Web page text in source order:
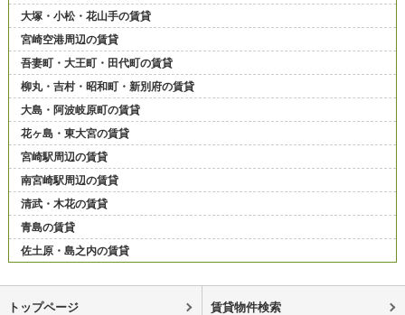
大塚・小松・花山手の賃貸
宮崎空港周辺の賃貸
吾妻町・大王町・田代町の賃貸
柳丸・吉村・昭和町・新別府の賃貸
大島・阿波岐原町の賃貸
花ヶ島・東大宮の賃貸
宮崎駅周辺の賃貸
南宮崎駅周辺の賃貸
清武・木花の賃貸
青島の賃貸
佐土原・島之内の賃貸
トップページ 賃貸物件検索